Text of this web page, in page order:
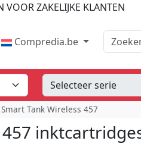
VOOR ZAKELIJKE KLANTEN
Compredia.be Zoeken
Smart Tank Wireless 457